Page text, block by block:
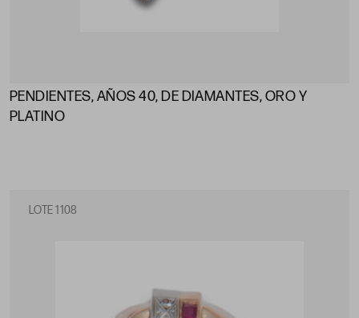
PENDIENTES, AÑOS 40, DE DIAMANTES, ORO Y
PLATINO
LOTE 1108